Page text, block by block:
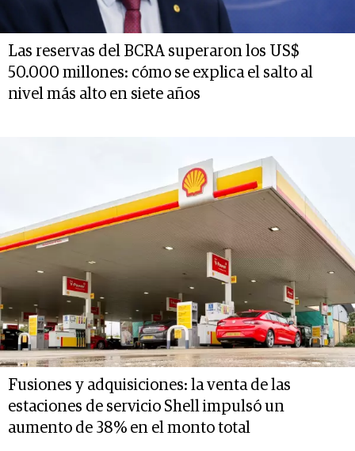
Las reservas del BCRA superaron los US$
50.000 millones: cómo se explica el salto al
nivel más alto en siete años
Fusiones y adquisiciones: la venta de las
estaciones de servicio Shell impulsó un
aumento de 38% en el monto total